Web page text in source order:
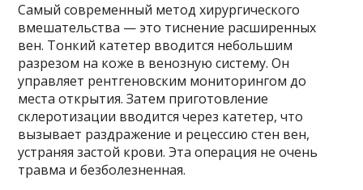
Самый современный метод хирургического
вмешательства — это тиснение расширенных
вен. Тонкий катетер вводится небольшим
разрезом на коже в венозную систему. Он
управляет рентгеновским мониторингом до
места открытия. Затем приготовление
склеротизации вводится через катетер, что
вызывает раздражение и рецессию стен вен,
устраняя застой крови. Эта операция не очень
травма и безболезненная.